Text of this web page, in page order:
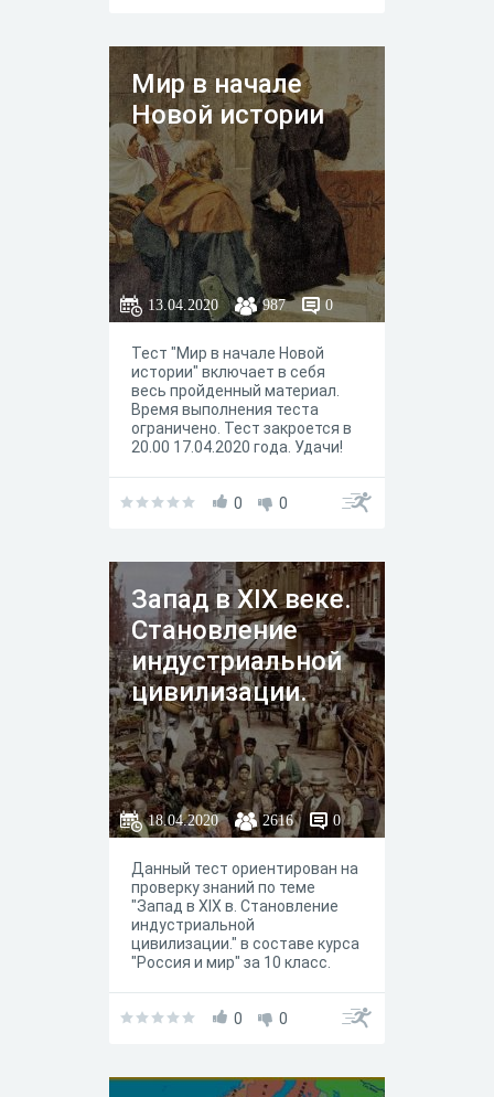
Мир в начале
Новой истории
13.04.2020 987 0
Тест "Мир в начале Новой
истории" включает в себя
весь пройденный материал.
Время выполнения теста
ограничено. Тест закроется в
20.00 17.04.2020 года. Удачи!
0 0
Запад в XIX веке.
Становление
индустриальной
цивилизации.
18.04.2020 2616 0
Данный тест ориентирован на
проверку знаний по теме
"Запад в XIX в. Становление
индустриальной
цивилизации." в составе курса
"Россия и мир" за 10 класс.
0 0